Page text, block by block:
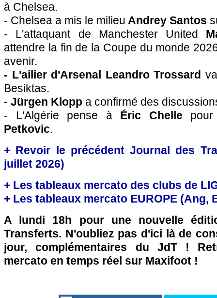
à Chelsea.
- Chelsea a mis le milieu Andrey Santos
- L'attaquant de Manchester United
attendre la fin de la Coupe du monde
avenir.
- L'ailier d'Arsenal Leandro Trossard
Besiktas.
- Jürgen Klopp a confirmé des
- L'Algérie pense à Éric Chelle
Petkovic.
+ Revoir le précédent Journal des
juillet 2026)
+ Les tableaux mercato des clubs de
+ Les tableaux mercato EUROPE (Ang,
A lundi 18h pour une nouvelle
Transferts. N'oubliez pas d'ici là de
jour, complémentaires du JdT !
mercato en temps réel sur Maxifoot !